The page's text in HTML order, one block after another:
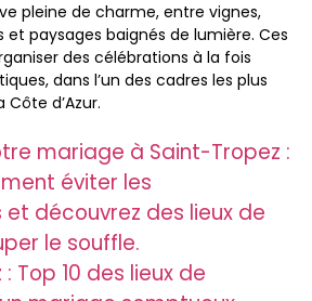
pleine de charme, entre vignes,
paysages baignés de lumière. Ces
des célébrations à la fois
dans l’un des cadres les plus
d’Azur.
mariage à Saint-Tropez :
éviter les
découvrez des lieux de
le souffle.
Top 10 des lieux de